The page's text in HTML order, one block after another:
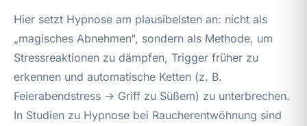
Hier setzt Hypnose am plausibelsten an: nicht als
„magisches Abnehmen“, sondern als Methode, um
Stressreaktionen zu dämpfen, Trigger früher zu
erkennen und automatische Ketten (z. B.
Feierabendstress → Griff zu Süßem) zu unterbrechen.
In Studien zu Hypnose bei Raucherentwöhnung sind